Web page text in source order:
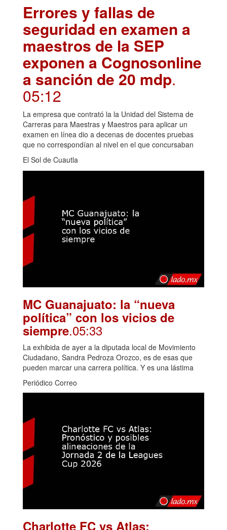
Errores y fallas de
seguridad en examen a
maestros de la SEP
exponen a Cognosonline
a sanción de 20 mdp.
05:12
La empresa que contrató la la Unidad del Sistema de
Carreras para Maestras y Maestros para aplicar un
examen en línea dio a decenas de docentes pruebas
que no correspondían al nivel en el que concursaban
El Sol de Cuautla
MC Guanajuato: la “nueva
política” con los vicios de
siempre.05:33
La exhibida de ayer a la diputada local de Movimiento
Ciudadano, Sandra Pedroza Orozco, es de esas que
pueden marcar una carrera política. Y es una lástima
Periódico Correo
Charlotte FC vs Atlas: